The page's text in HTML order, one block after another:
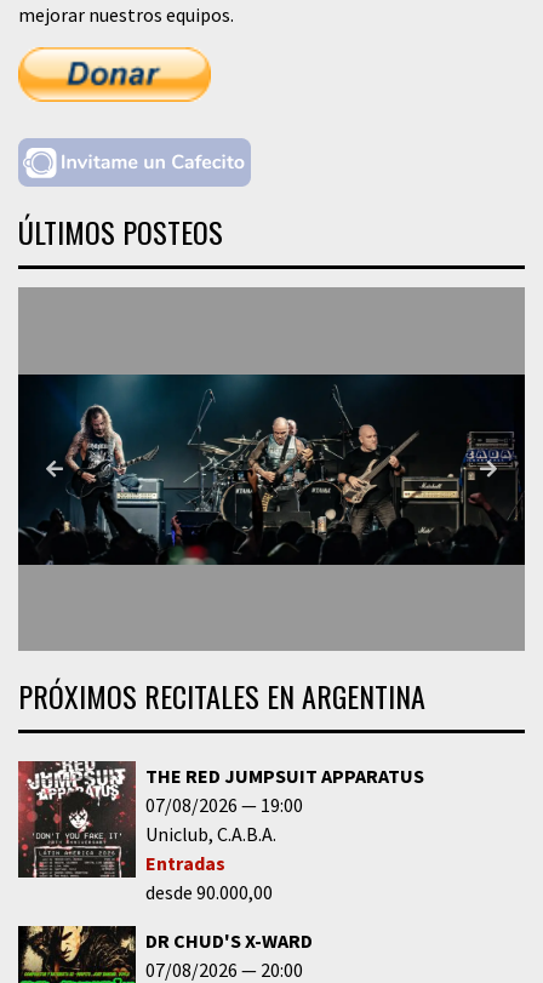
mejorar nuestros equipos.
ÚLTIMOS POSTEOS
PRÓXIMOS RECITALES EN ARGENTINA
THE RED JUMPSUIT APPARATUS
07/08/2026
19:00
Uniclub C.A.B.A.
Entradas
desde 90.000,00
DR CHUD'S X-WARD
07/08/2026
20:00